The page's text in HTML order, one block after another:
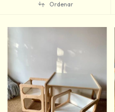
Ordenar